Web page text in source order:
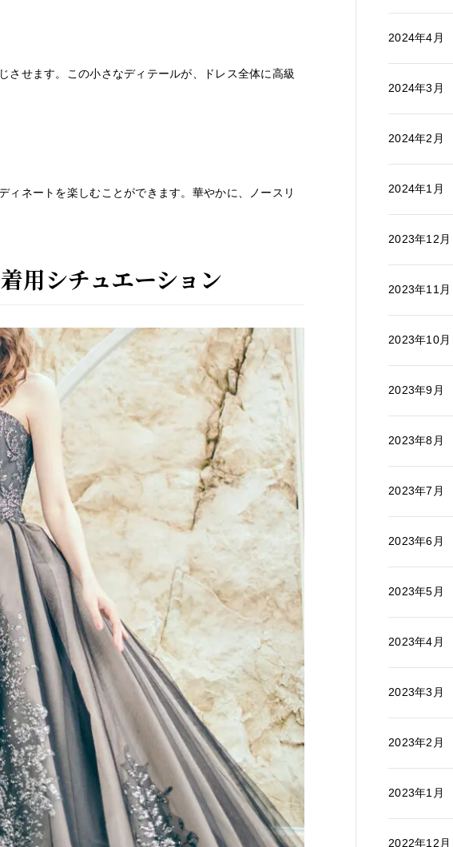
させます。この小さなディテールが、ドレス全体に高級
ネートを楽しむことができます。華やかに、ノースリ
用シチュエーション
2024年4月
2024年3月
2024年2月
2024年1月
2023年12月
2023年11月
2023年10月
2023年9月
2023年8月
2023年7月
2023年6月
2023年5月
2023年4月
2023年3月
2023年2月
2023年1月
2022年12月